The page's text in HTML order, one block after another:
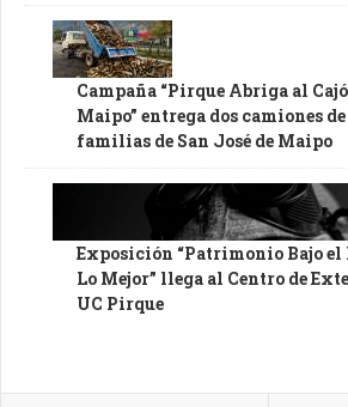
Campaña “Pirque Abriga al
Maipo” entrega dos camiones
familias de San José de Maipo
Exposición “Patrimonio Bajo el
Lo Mejor” llega al Centro de
UC Pirque